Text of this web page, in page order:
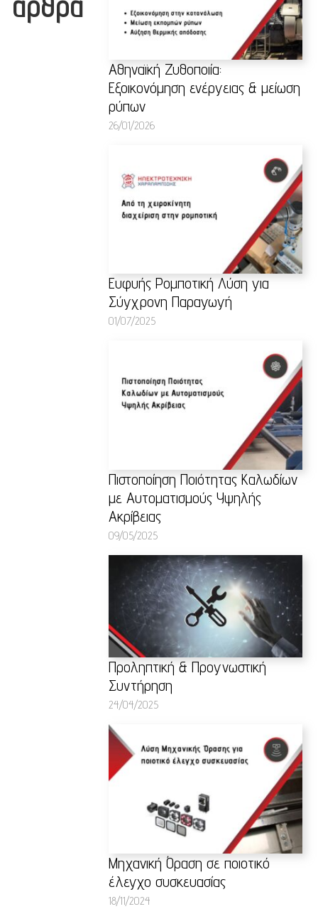
Αθηναϊκή Ζυθοποιία:
Εξοικονόμηση ενέργειας & μείωση
ρύπων
26/01/2026
Ευφυής Ρομποτική Λύση για
Σύγχρονη Παραγωγή
01/07/2025
Πιστοποίηση Ποιότητας Καλωδίων
με Αυτοματισμούς Υψηλής
Ακρίβειας
09/05/2025
Προληπτική & Προγνωστική
Συντήρηση
24/04/2025
Μηχανική Όραση σε ποιοτικό
έλεγχο συσκευασίας
18/11/2024